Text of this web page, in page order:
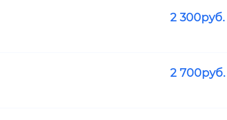
2 300руб.
2 700руб.